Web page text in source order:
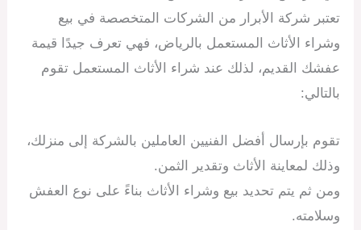
تعتبر شركة الأبرار من الشركات المتخصصة في بيع
وشراء الأثاث المستعمل بالرياض، فهي تعرف جيدًا قيمة
عفشك القديم، لذلك عند شراء الأثاث المستعمل تقوم
بالتالي:
تقوم بإرسال أفضل الفنيين العاملين بالشركة إلى منزلك،
وذلك لمعاينة الأثاث وتقدير الثمن.
ومن ثم يتم تحديد بيع وشراء الأثاث بناءً على نوع العفش
وسلامته.